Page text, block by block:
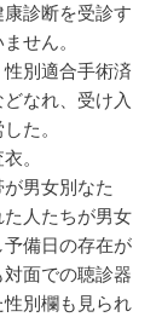
診断を受診す
せん。
別適合手術済
なれ、受け入
た。
。
男女別なた
人たちが男女
備日の存在が
面での聴診器
別欄も見られ